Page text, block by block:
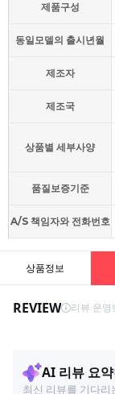
제품구성
동일모델의 출시년월
제조자
제조국
상품별 세부사양
품질보증기준
A/S 책임자와 전화번호
상품정보